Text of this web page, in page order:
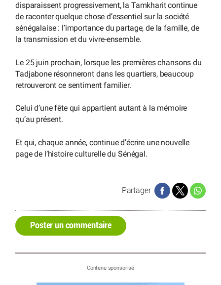
disparaissent progressivement, la Tamkharit continue
de raconter quelque chose d’essentiel sur la société
sénégalaise : l’importance du partage, de la famille, de
la transmission et du vivre-ensemble.
Le 25 juin prochain, lorsque les premières chansons du
Tadjabone résonneront dans les quartiers, beaucoup
retrouveront ce sentiment familier.
Celui d’une fête qui appartient autant à la mémoire
qu’au présent.
Et qui, chaque année, continue d’écrire une nouvelle
page de l’histoire culturelle du Sénégal.
Partager
Poster un commentaire